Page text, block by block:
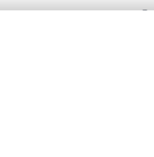
Saint-Martin[Opheylissem]